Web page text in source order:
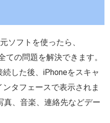
ソフトを使ったら、
ての問題を解決できます。
した後、iPhoneをスキャ
タフェースで表示されま
真、音楽、連絡先などデー